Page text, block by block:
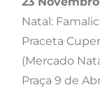
Natal:
Praceta
(Mercado
Praça 9 de